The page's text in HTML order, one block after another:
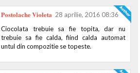
Postolache Violeta 28 aprilie, 2016 08:36
Ciocolata trebuie sa fie topita, dar nu
trebuie sa fie calda, fiind calda automat
untul din compozitie se topeste.